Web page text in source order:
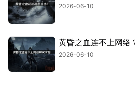
2026-06-10
黄昏之血连不上网络
2026-06-10